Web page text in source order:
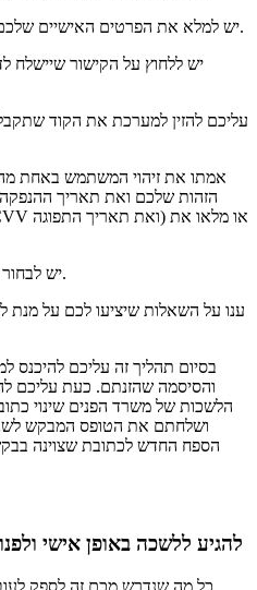
√ יש למלא את הפרטים האישיים שלכם במערכת ההזדהות הממשלתית.
יש ללחוץ על הקישור שיישלח
הזהות שלכם ואת תאריך
√ יש לבחור סיסמה על מנת להיכנס למערכת.
בסיום תהליך זה עליכם
והסיסמה שהזנתם. כעת
הלשכות של משרד הפנים שינוי
ושלחתם את הטופס המבקש
הספח החדש לכתובת שצוינה
2. להגיע ללשכה באופן אישי